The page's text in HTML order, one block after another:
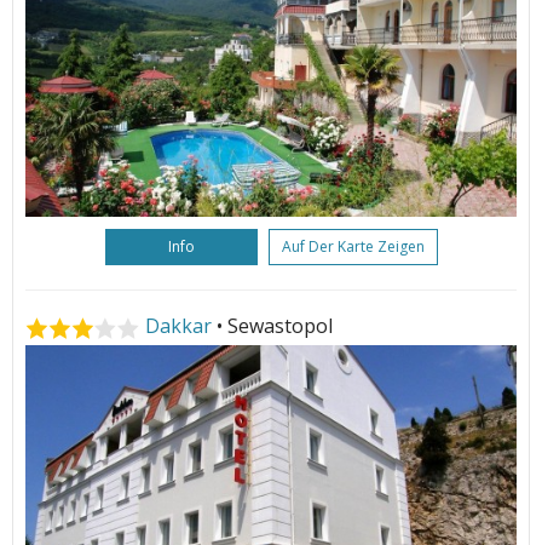
Info Auf Der Karte Zeigen
Dakkar • Sewastopol